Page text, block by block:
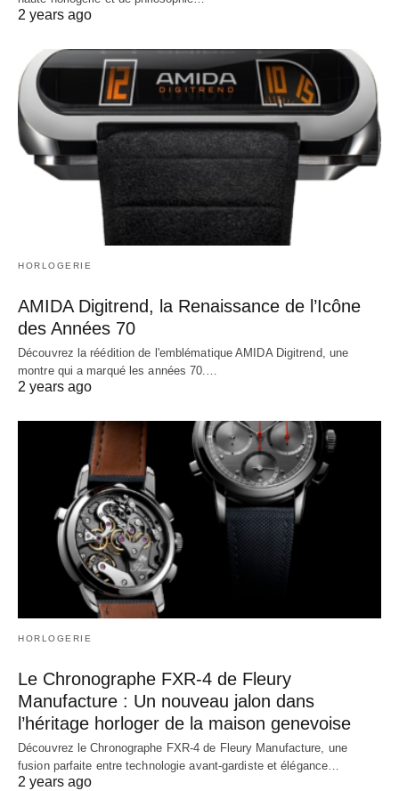
2 years ago
HORLOGERIE
AMIDA Digitrend, la Renaissance de l’Icône
des Années 70
Découvrez la réédition de l'emblématique AMIDA Digitrend, une
montre qui a marqué les années 70.…
2 years ago
HORLOGERIE
Le Chronographe FXR-4 de Fleury
Manufacture : Un nouveau jalon dans
l’héritage horloger de la maison genevoise
Découvrez le Chronographe FXR-4 de Fleury Manufacture, une
fusion parfaite entre technologie avant-gardiste et élégance…
2 years ago